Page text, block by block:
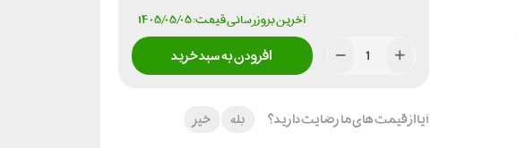
آخرین بروزرسانی قیمت: ۱۴۰۵/۰۵/۰۵
افزودن به سبد خرید
آیا از قیمت های ما رضایت دارید؟ بله خیر